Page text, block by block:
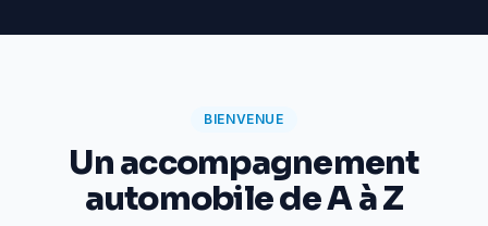
BIENVENUE
Un accompagnement
automobile de A à Z